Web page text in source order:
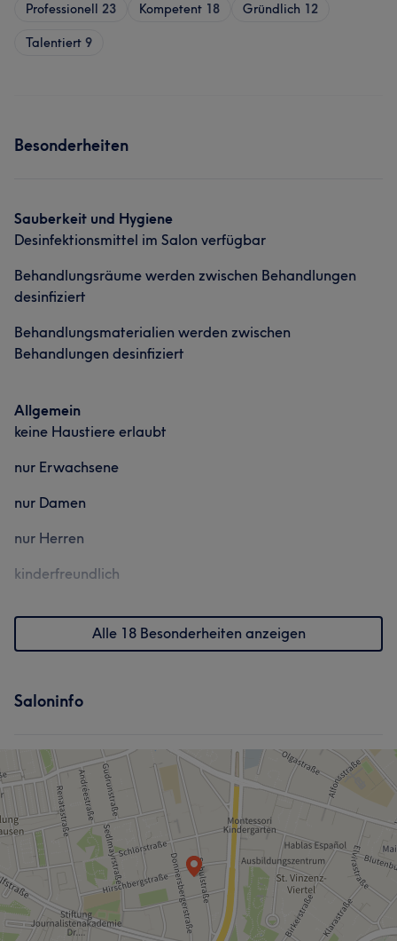
Professionell 23 Kompetent 18 Gründlich 12
Talentiert 9
Besonderheiten
Sauberkeit und Hygiene
Desinfektionsmittel im Salon verfügbar
Behandlungsräume werden zwischen Behandlungen
desinfiziert
Behandlungsmaterialien werden zwischen
Behandlungen desinfiziert
Allgemein
keine Haustiere erlaubt
nur Erwachsene
nur Damen
nur Herren
kinderfreundlich
Alle 18 Besonderheiten anzeigen
Saloninfo